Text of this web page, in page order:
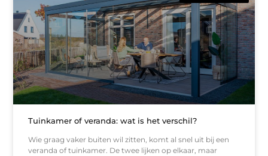
Tuinkamer of veranda: wat is het verschil?
Wie graag vaker buiten wil zitten, komt al snel uit bij een
veranda of tuinkamer. De twee lijken op elkaar, maar